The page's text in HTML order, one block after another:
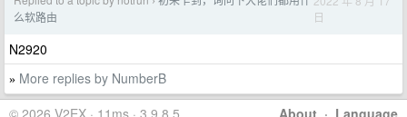
么软路由
日
N2920
» More replies by NumberB
About · Language
© 2026 V2EX · 11ms · 3.9.8.5